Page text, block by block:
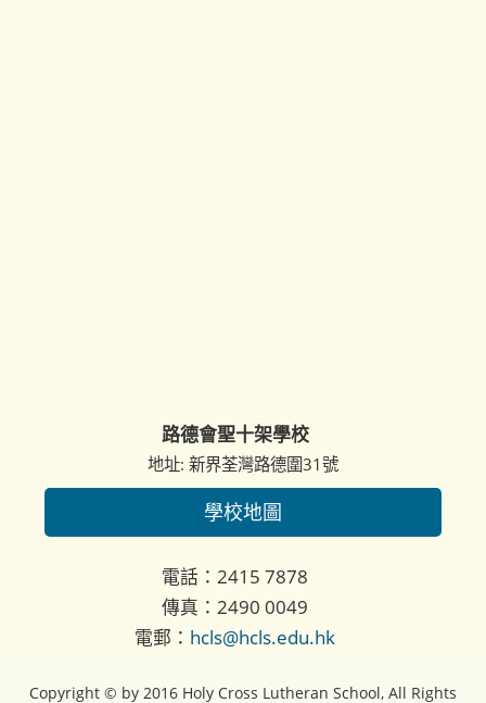
路德會聖十架學校
地址: 新界荃灣路德圍31號
學校地圖
電話：2415 7878
傳真：2490 0049
電郵： hcls@hcls.edu.hk
Copyright © by 2016 Holy Cross Lutheran School, All Rights